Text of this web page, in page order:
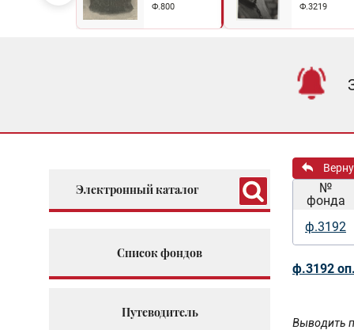
Ф.800 Ф.3219
Электронный каталог
Список фондов
Путеводитель
№
фонда
ф.3192
ф.3192
Выводить